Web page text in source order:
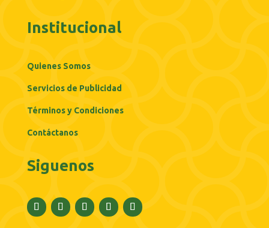
Institucional
Quienes Somos
Servicios de Publicidad
Términos y Condiciones
Contáctanos
Siguenos